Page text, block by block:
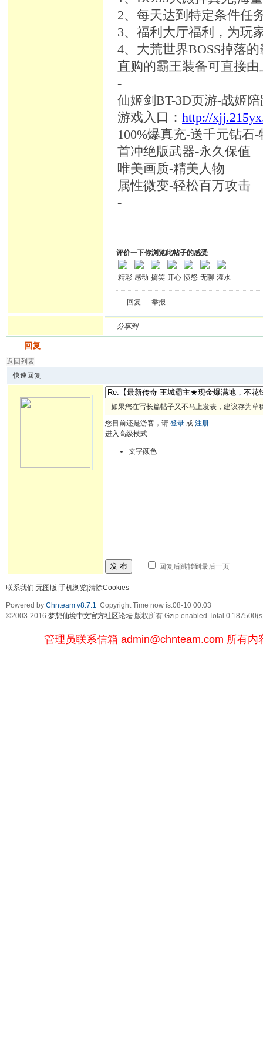
2、每天达到特定条件任
3、福利大厅福利，为玩
4、大荒世界BOSS掉落
直购的霸王装备可直接
-
仙姬剑 BT-3D页游-战姬
游戏入口： http://
100%爆真充-送千元钻石
首冲绝版武器-永久保值
唯美画质-精美人物
属性微变-轻松百万攻击
-
评价一下你浏览此帖子的感受
精彩 感动 搞笑 开心 愤怒 无聊 灌水
回复 举报
分享到
回复
返回列表
快速回复
如果您在写长篇帖子又不马上发表，建议存为草
您目前还是游客，请 登录 或 注册
进入高级模式
文字颜色
发 布 回复后跳转到最后一页
联系我们 无图版 手机浏览 清除Cookies
Powered by Chnteam v8.7.1 Copyright Time now is:08-10 00:03
©2003-2016 梦想仙境中文官方社区论坛 版权所有 Gzip enabled Total
管理员联系信箱 admin@chnteam.com 所有内